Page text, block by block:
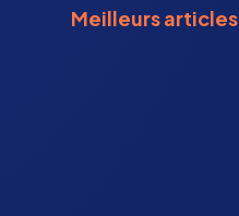
Meilleurs articles